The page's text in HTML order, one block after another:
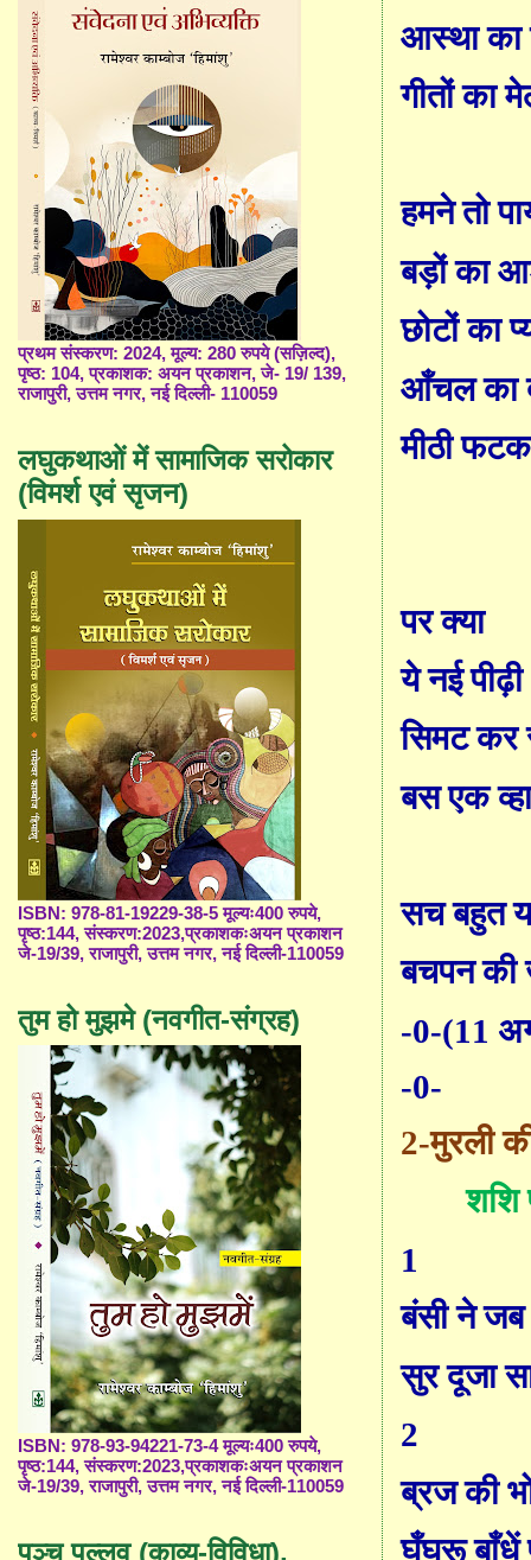
आस्था का
गीतों का
हमने तो
बड़ों का
छोटों का
आँचल का
मीठी
पर क्या
ये नई पीढ़ी
सिमट कर
बस एक
सच बहुत
बचपन की
-0-(11
-0-
2-मुरली
शशि
1
बंसी ने जब
सुर दूजा
2
ब्रज की
घुँघरू बाँधें
प्रथम संस्करण: 2024, मूल्य: 280 रुपये (सज़िल्द),
पृष्ठ: 104, प्रकाशक: अयन प्रकाशन, जे- 19/ 139,
राजापुरी, उत्तम नगर, नई दिल्ली- 110059
लघुकथाओं में सामाजिक सरोकार
(विमर्श एवं सृजन)
ISBN: 978-81-19229-38-5 मूल्यः400 रुपये,
पृष्ठ:144, संस्करण:2023,प्रकाशकःअयन प्रकाशन
जे-19/39, राजापुरी, उत्तम नगर, नई दिल्ली-110059
तुम हो मुझमे (नवगीत-संग्रह)
ISBN: 978-93-94221-73-4 मूल्यः400 रुपये,
पृष्ठ:144, संस्करण:2023,प्रकाशकःअयन प्रकाशन
जे-19/39, राजापुरी, उत्तम नगर, नई दिल्ली-110059
पञ्च पल्लव (काव्य-विविधा),